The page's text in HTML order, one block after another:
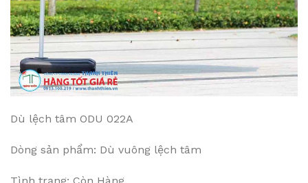
Dù lệch tâm ODU 022A
Dòng sản phẩm: Dù vuông lệch tâm